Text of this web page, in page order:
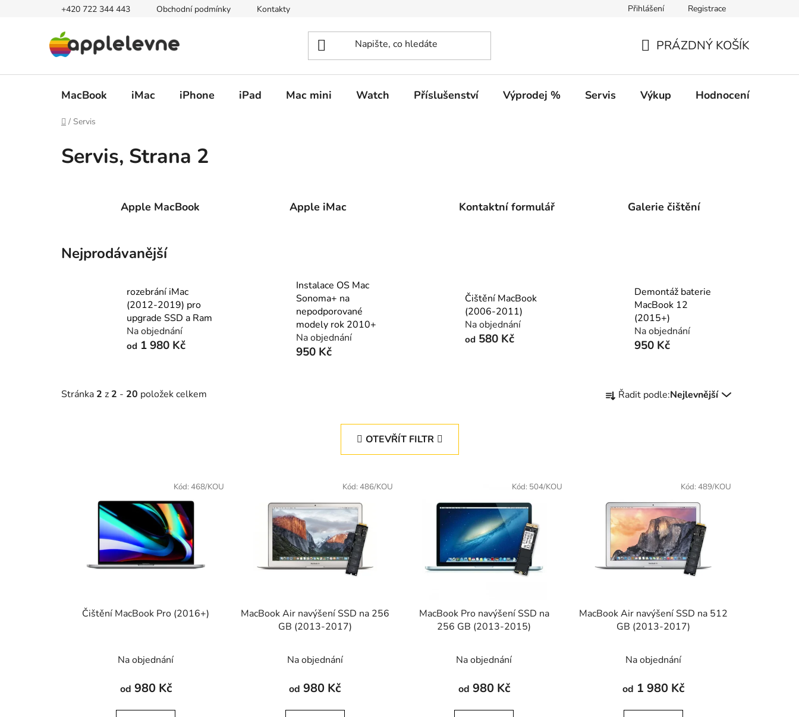
+420 722 344 443 Obchodní podmínky Kontakty Přihlášení Registrace
KOŠÍK
PRÁZDNÝ KOŠÍK
MacBook iMac iPhone iPad Mac mini Watch Příslušenství Výprodej % Servis Výkup Hodnocení obchodu
Domů
/ Servis
Servis, Strana 2
Apple MacBook Apple iMac Kontaktní formulář Galerie čištění
Nejprodávanější
rozebrání iMac
(2012-2019) pro
upgrade SSD a Ram
Na objednání
od 1 980 Kč
Instalace OS Mac
Sonoma+ na
nepodporované
modely rok 2010+
Na objednání
950 Kč
Čištění MacBook
(2006-2011)
Na objednání
od 580 Kč
Demontáž baterie
MacBook 12
(2015+)
Na objednání
950 Kč
Stránka 2 z 2 - 20 položek celkem
a
o
d
u
k
t
Řadit podle:Nejlevnější
OTEVŘÍT FILTR
Čištění MacBook Pro (2016+)
Na objednání
od 980 Kč
Kód: 468/KOU
MacBook Air navýšení SSD na 256
GB (2013-2017)
Na objednání
od 980 Kč
Kód: 486/KOU
MacBook Pro navýšení SSD na
256 GB (2013-2015)
Na objednání
od 980 Kč
Kód: 504/KOU
MacBook Air navýšení SSD na 512
GB (2013-2017)
Na objednání
od 1 980 Kč
Kód: 489/KOU